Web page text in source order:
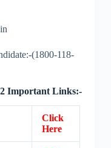
(1800-118-
Important Links:-
Click
Here